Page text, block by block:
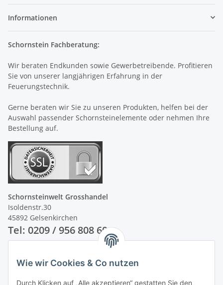
Informationen
Schornstein Fachberatung:
Wir beraten Endkunden sowie Gewerbetreibende. Profitieren
Sie von unserer langjährigen Erfahrung in der
Feuerungstechnik.
Gerne beraten wir Sie zu unseren Produkten, helfen bei der
Auswahl passender Schornsteinelemente oder nehmen Ihre
Bestellung auf.
Schornsteinwelt Grosshandel
Isoldenstr.30
45892 Gelsenkirchen
Tel: 0209 / 956 808 60
Unsere Zahlungsarten
Wie wir Cookies & Co nutzen
Durch Klicken auf „Alle akzeptieren“ gestatten Sie den